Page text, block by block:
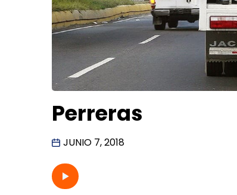
Perreras
JUNIO 7, 2018